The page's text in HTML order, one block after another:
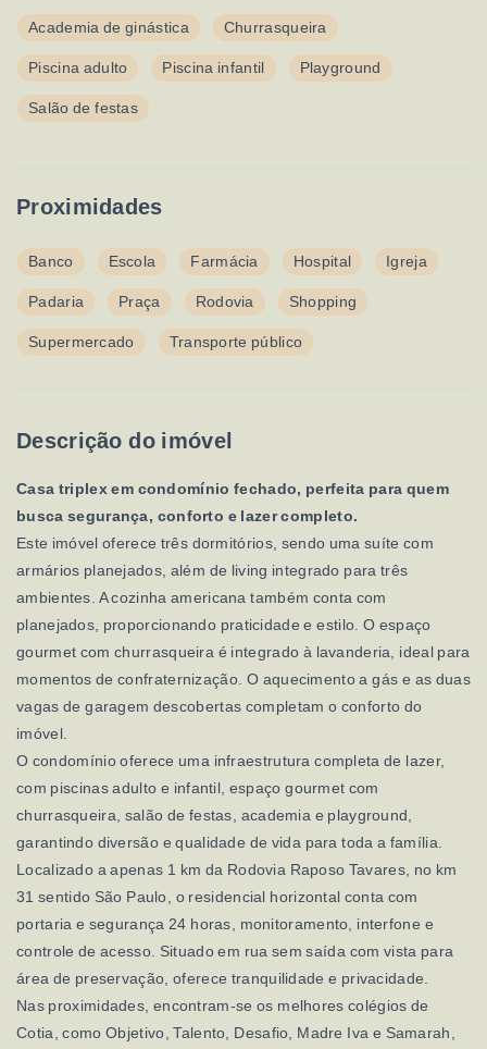
Academia de ginástica Churrasqueira
Piscina adulto Piscina infantil Playground
Salão de festas
Proximidades
Banco Escola Farmácia Hospital Igreja
Padaria Praça Rodovia Shopping
Supermercado Transporte público
Descrição do imóvel
Casa triplex em condomínio fechado, perfeita para quem
busca segurança, conforto e lazer completo.
Este imóvel oferece três dormitórios, sendo uma suíte com
armários planejados, além de living integrado para três
ambientes. A cozinha americana também conta com
planejados, proporcionando praticidade e estilo. O espaço
gourmet com churrasqueira é integrado à lavanderia, ideal para
momentos de confraternização. O aquecimento a gás e as duas
vagas de garagem descobertas completam o conforto do
imóvel.
O condomínio oferece uma infraestrutura completa de lazer,
com piscinas adulto e infantil, espaço gourmet com
churrasqueira, salão de festas, academia e playground,
garantindo diversão e qualidade de vida para toda a família.
Localizado a apenas 1 km da Rodovia Raposo Tavares, no km
31 sentido São Paulo, o residencial horizontal conta com
portaria e segurança 24 horas, monitoramento, interfone e
controle de acesso. Situado em rua sem saída com vista para
área de preservação, oferece tranquilidade e privacidade.
Nas proximidades, encontram-se os melhores colégios de
Cotia, como Objetivo, Talento, Desafio, Madre Iva e Samarah,